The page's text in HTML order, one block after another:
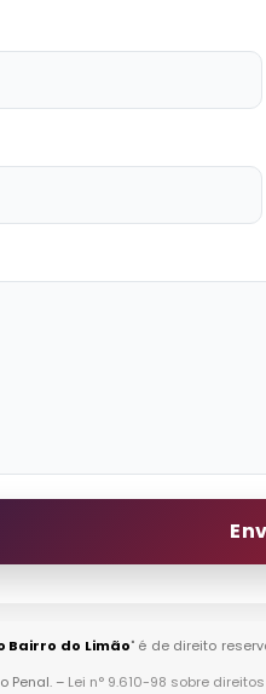
Bairro do Limão" é de direito
Penal. – Lei n° 9.610-98 sobre